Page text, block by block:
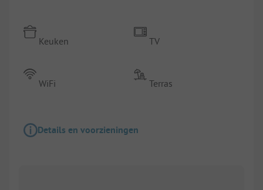
Keuken
WiFi
TV
Terras
Details en voorzieningen